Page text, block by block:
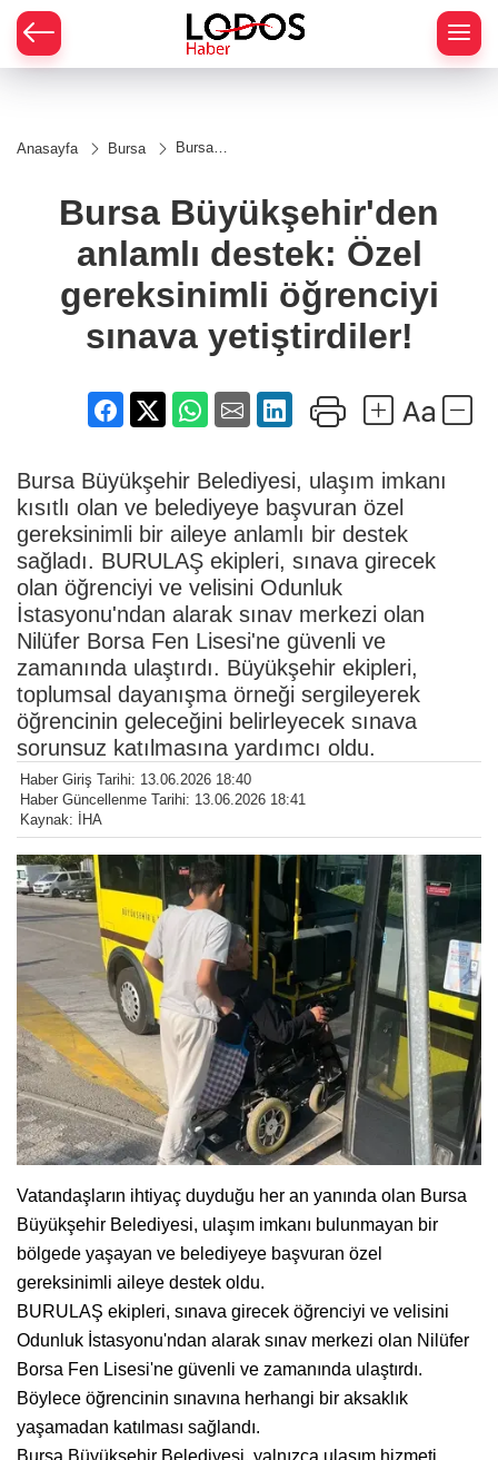
Anasayfa Bursa
Bursa
destek: Özel
gereksinimli
öğrenciyi
sınava
yetiştirdiler!
Bursa Büyükşehir'den
anlamlı destek: Özel
gereksinimli öğrenciyi
sınava yetiştirdiler!
Bursa Büyükşehir Belediyesi, ulaşım imkanı
kısıtlı olan ve belediyeye başvuran özel
gereksinimli bir aileye anlamlı bir destek
sağladı. BURULAŞ ekipleri, sınava girecek
olan öğrenciyi ve velisini Odunluk
İstasyonu'ndan alarak sınav merkezi olan
Nilüfer Borsa Fen Lisesi'ne güvenli ve
zamanında ulaştırdı. Büyükşehir ekipleri,
toplumsal dayanışma örneği sergileyerek
öğrencinin geleceğini belirleyecek sınava
sorunsuz katılmasına yardımcı oldu.
Haber Giriş Tarihi: 13.06.2026 18:40
Haber Güncellenme Tarihi: 13.06.2026 18:41
Kaynak: İHA
Vatandaşların ihtiyaç duyduğu her an yanında olan Bursa
Büyükşehir Belediyesi, ulaşım imkanı bulunmayan bir
bölgede yaşayan ve belediyeye başvuran özel
gereksinimli aileye destek oldu.
BURULAŞ ekipleri, sınava girecek öğrenciyi ve velisini
Odunluk İstasyonu'ndan alarak sınav merkezi olan Nilüfer
Borsa Fen Lisesi'ne güvenli ve zamanında ulaştırdı.
Böylece öğrencinin sınavına herhangi bir aksaklık
yaşamadan katılması sağlandı.
Bursa Büyükşehir Belediyesi, yalnızca ulaşım hizmeti